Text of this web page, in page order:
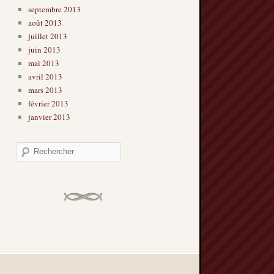
septembre 2013
août 2013
juillet 2013
juin 2013
mai 2013
avril 2013
mars 2013
février 2013
janvier 2013